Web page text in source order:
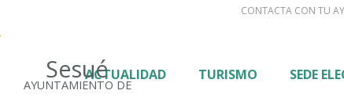
CONTACTA CON TU
Sesué
AYUNTAMIENTO DE
ACTUALIDAD TURISMO SEDE